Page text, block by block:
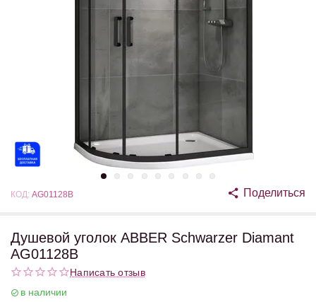
КОД: AG01128B Поделиться
Душевой уголок ABBER Schwarzer Diamant
AG01128B
Написать отзыв
в наличии